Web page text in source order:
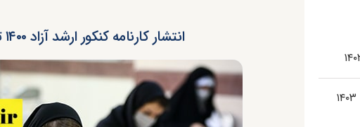
انتشار کارنامه کنکور ارشد آزاد ۱۴۰۰ تا اول آبان‌ماه